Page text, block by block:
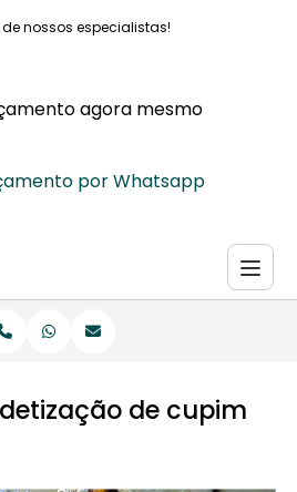
nossos especialistas!
agora mesmo
por Whatsapp
de cupim